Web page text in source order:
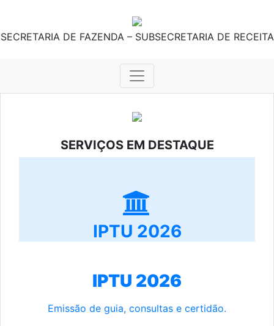
SECRETARIA DE FAZENDA – SUBSECRETARIA DE RECEITA
SERVIÇOS EM DESTAQUE
IPTU 2026
IPTU 2026
Emissão de guia, consultas e certidão.